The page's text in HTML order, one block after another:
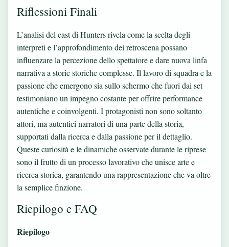
Riflessioni Finali
L’analisi del cast di Hunters rivela come la scelta degli
interpreti e l’approfondimento dei retroscena possano
influenzare la percezione dello spettatore e dare nuova linfa
narrativa a storie storiche complesse. Il lavoro di squadra e la
passione che emergono sia sullo schermo che fuori dai set
testimoniano un impegno costante per offrire performance
autentiche e coinvolgenti. I protagonisti non sono soltanto
attori, ma autentici narratori di una parte della storia,
supportati dalla ricerca e dalla passione per il dettaglio.
Queste curiosità e le dinamiche osservate durante le riprese
sono il frutto di un processo lavorativo che unisce arte e
ricerca storica, garantendo una rappresentazione che va oltre
la semplice finzione.
Riepilogo e FAQ
Riepilogo